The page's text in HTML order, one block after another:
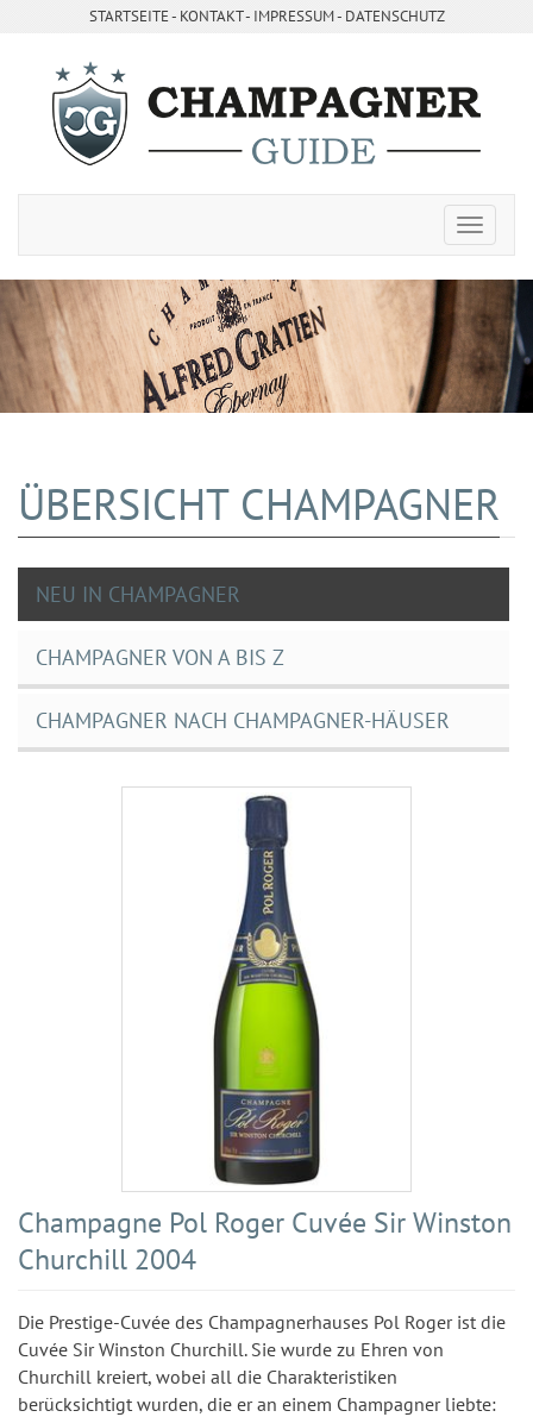
STARTSEITE- ­ KONTAKT- ­ IMPRESSUM- DATENSCHUTZ
ÜBERSICHT CHAMPAGNER
NEU IN CHAMPAGNER
CHAMPAGNER VON A BIS Z
CHAMPAGNER NACH CHAMPAGNER-HÄUSER
Champagne Pol Roger Cuvée Sir Winston
Churchill 2004
Die Prestige-Cuvée des Champagnerhauses Pol Roger ist die
Cuvée Sir Winston Churchill. Sie wurde zu Ehren von
Churchill kreiert, wobei all die Charakteristiken
berücksichtigt wurden, die er an einem Champagner liebte: